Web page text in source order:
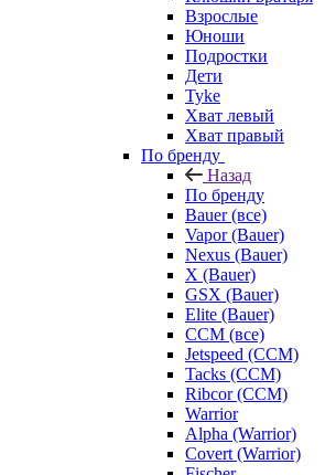
Взрослые
Юноши
Подростки
Дети
Tyke
Хват левый
Хват правый
По бренду
Назад
По бренду
Bauer (все)
Vapor (Bauer)
Nexus (Bauer)
X (Bauer)
GSX (Bauer)
Elite (Bauer)
CCM (все)
Jetspeed (CCM)
Tacks (CCM)
Ribcor (CCM)
Warrior
Alpha (Warrior)
Covert (Warrior)